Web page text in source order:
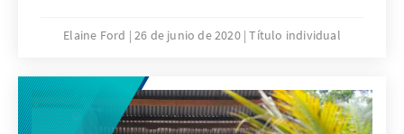
Elaine Ford 26 de junio de 2020 Título individual